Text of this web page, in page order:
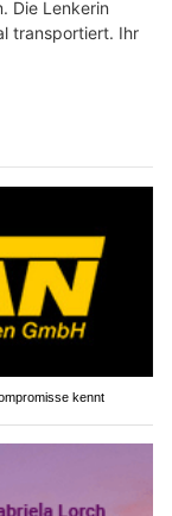
Die Lenkerin
transportiert. Ihr
kennt